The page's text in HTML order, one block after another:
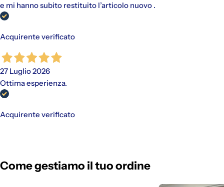
e mi hanno subito restituito l’articolo nuovo .
Acquirente verificato
27 Luglio 2026
Ottima esperienza.
Acquirente verificato
Come gestiamo il tuo ordine